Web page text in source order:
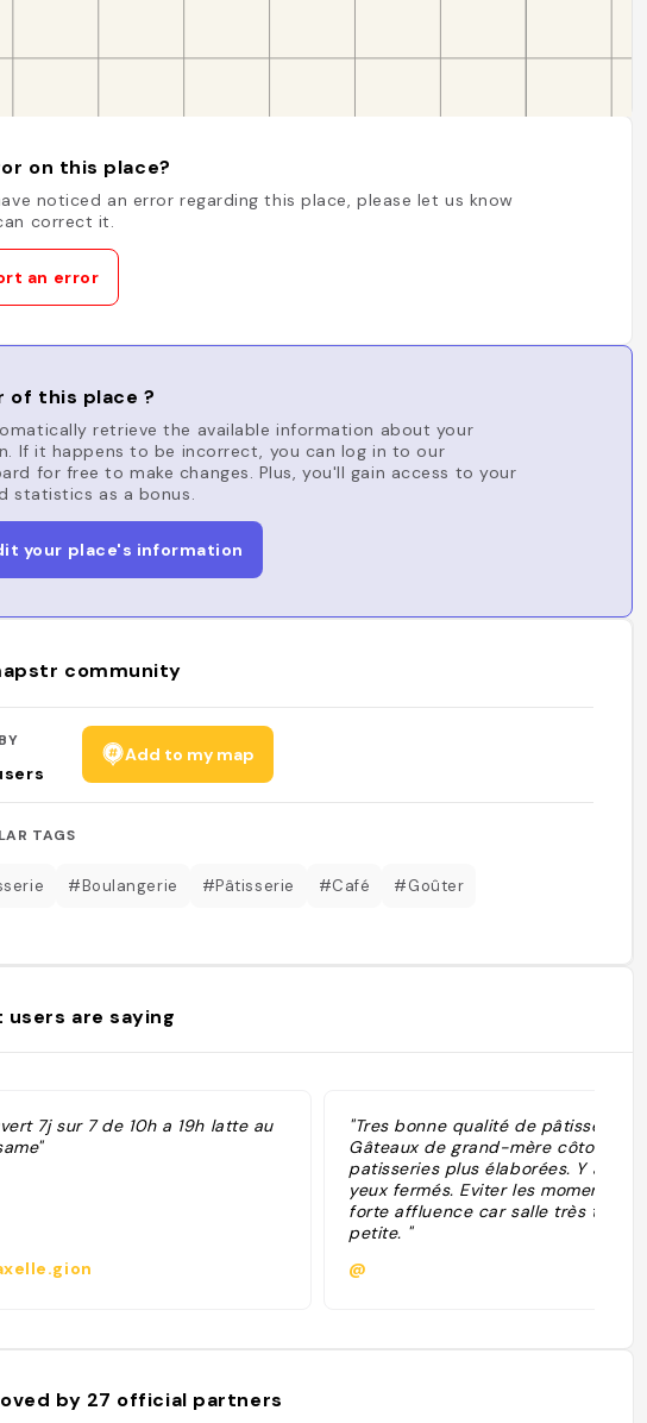
on this place?
noticed an error regarding this place, please let us know
correct it.
an error
of this place ?
retrieve the available information about your
If it happens to be incorrect, you can log in to our
for free to make changes. Plus, you'll gain access to your
statistics as a bonus.
your place's information
community
Add to my map
TAGS
#Boulangerie #Pâtisserie #Café #Goûter
users are saying
7j sur 7 de 10h a 19h latte au
"Tres bonne qualité de pâtisseries.
Gâteaux de grand-mère côtoient
patisseries plus élaborées. Y aller les
yeux fermés. Eviter les moments de
forte affluence car salle très très
petite. "
@
by 27 official partners